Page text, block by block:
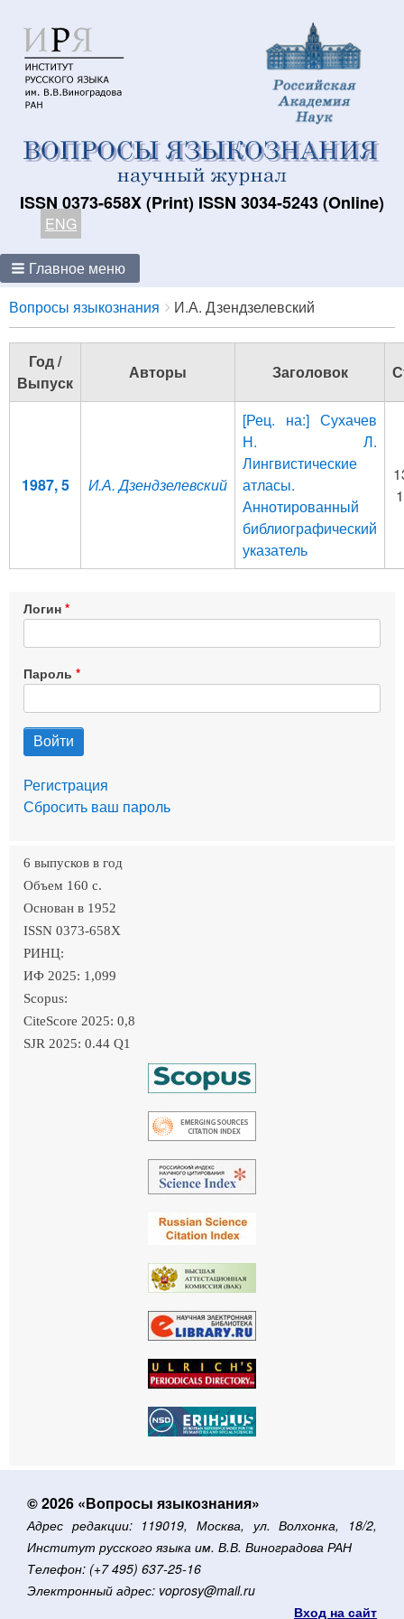
ISSN 0373-658X (Print) ISSN 3034-5243 (Online)
ENG
Главное меню
Breadcrumbs
You
are
here:
Вопросы языкознания И.А. Дзендзелевский
Год /
Выпуск
Авторы Заголовок
1987, 5 И.А. Дзендзелевский
[Рец. на:] Сухачев
Н. Л.
Лингвистические
атласы.
Аннотированный
библиографический
указатель
Логин
Пароль
Регистрация
Сбросить ваш пароль
6 выпусков в год
Объем 160 c.
Основан в 1952
ISSN 0373-658X
РИНЦ:
ИФ 2025: 1,099
Scopus:
CiteScore 2025: 0,8
SJR 2025: 0.44 Q1
© 2026 «Вопросы языкознания»
Адрес редакции: 119019, Москва, ул. Волхонка, 18/2,
Институт русского языка им. В.В. Виноградова РАН
Телефон: (+7 495) 637-25-16
Электронный адрес: voprosy@mail.ru
Вход на сайт